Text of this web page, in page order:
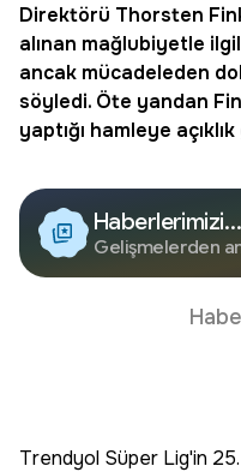
Direktörü Thorsten
alınan mağlubiyetle ilgili
ancak mücadeleden
söyledi. Öte yandan
yaptığı hamleye
Haberlerimizi
Google'da
Edin
Gelişmelerden
Trendyol Süper Lig'in